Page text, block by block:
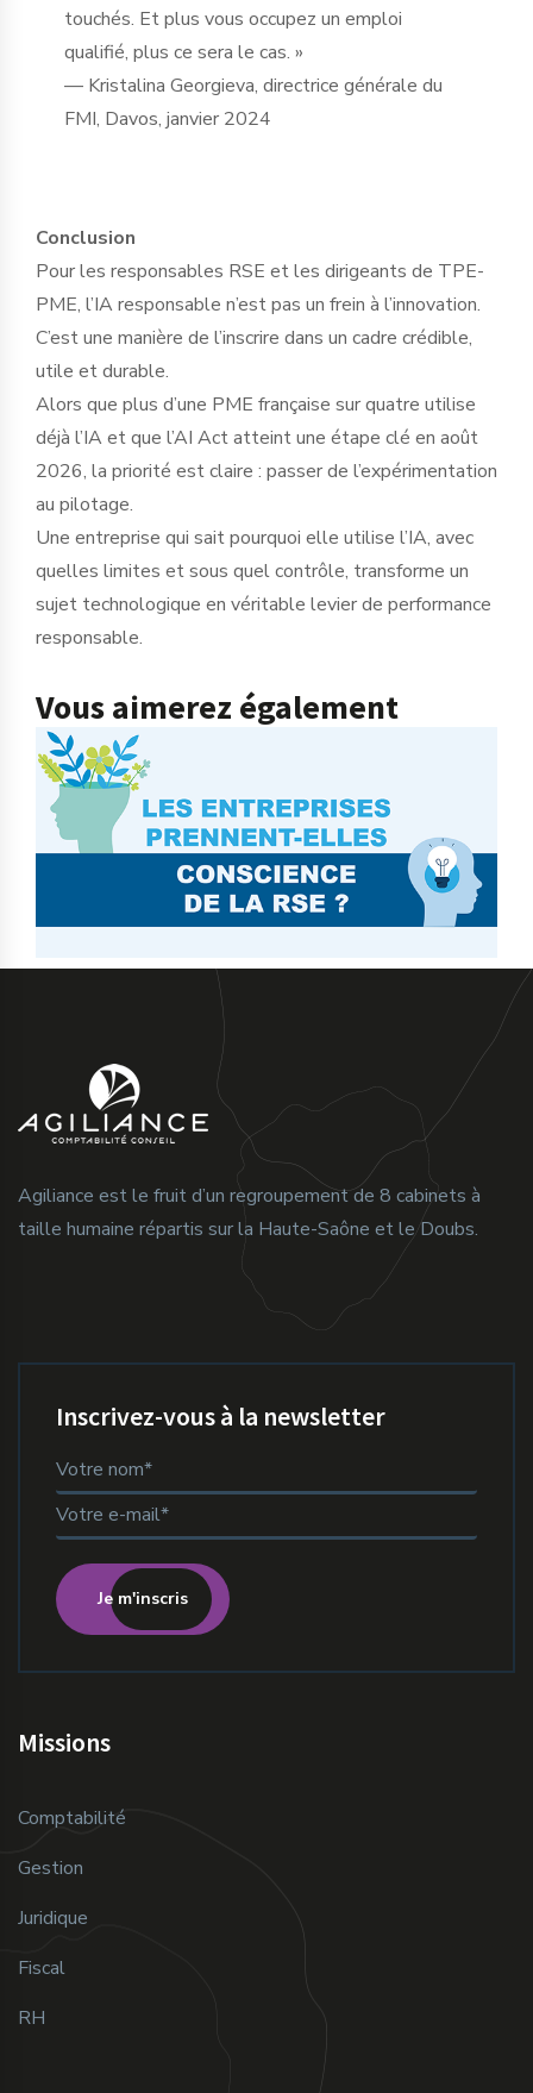
touchés. Et plus vous occupez un emploi
qualifié, plus ce sera le cas. »
— Kristalina Georgieva, directrice générale du
FMI, Davos, janvier 2024
Conclusion
Pour les responsables RSE et les dirigeants de TPE-
PME, l’IA responsable n’est pas un frein à l’innovation.
C’est une manière de l’inscrire dans un cadre crédible,
utile et durable.
Alors que plus d’une PME française sur quatre utilise
déjà l’IA et que l’AI Act atteint une étape clé en août
2026, la priorité est claire : passer de l’expérimentation
au pilotage.
Une entreprise qui sait pourquoi elle utilise l’IA, avec
quelles limites et sous quel contrôle, transforme un
sujet technologique en véritable levier de performance
responsable.
Vous aimerez également
Agiliance est le fruit d’un regroupement de 8 cabinets à
taille humaine répartis sur la Haute-Saône et le Doubs.
Inscrivez-vous à la newsletter
Je m'inscris
Missions
Comptabilité
Gestion
Juridique
Fiscal
RH